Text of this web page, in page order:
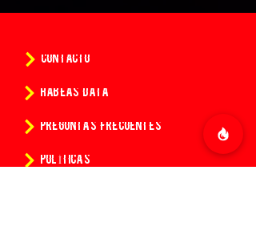
CONTACTO
HABEAS DATA
PREGUNTAS FRECUENTES
POLÍTICAS